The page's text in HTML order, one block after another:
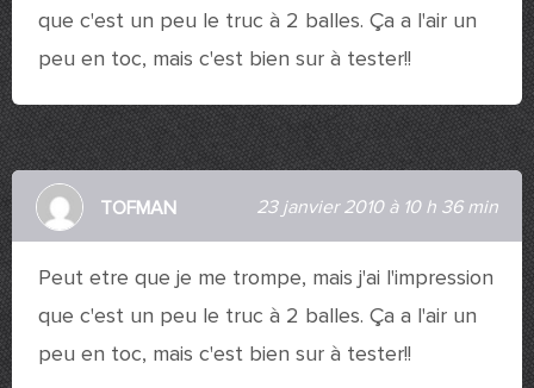
que c'est un peu le truc à 2 balles. Ça a l'air un
peu en toc, mais c'est bien sur à tester!!
TOFMAN 23 janvier 2010 à 10 h 36 min
Peut etre que je me trompe, mais j'ai l'impression
que c'est un peu le truc à 2 balles. Ça a l'air un
peu en toc, mais c'est bien sur à tester!!